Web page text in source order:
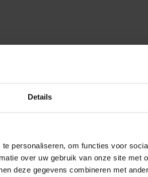
Details
personaliseren, om functies voor
over uw gebruik van onze site met
deze gegevens combineren met
Operational
Operational